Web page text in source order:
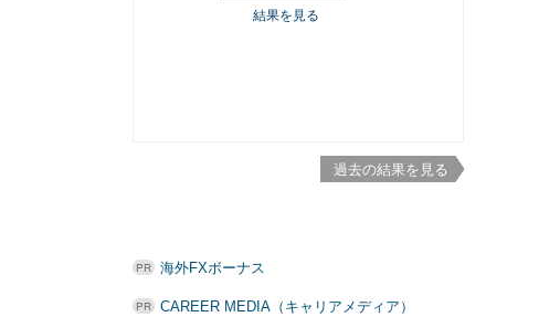
過去の結果を見る
海外FXボーナス
CAREER MEDIA（キャリアメディア）